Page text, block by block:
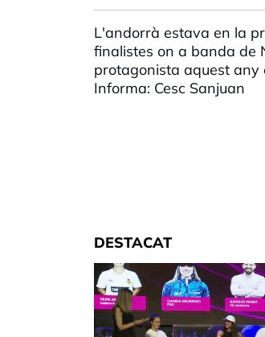
L'andorrà estava en la
finalistes on a banda de
protagonista aquest any
Informa: Cesc Sanjuan
DESTACAT